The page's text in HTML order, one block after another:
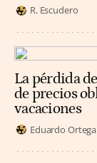
R. Escudero
La pérdida
de precios
vacaciones
Eduardo